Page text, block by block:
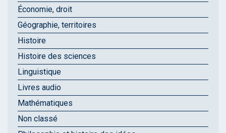
Économie, droit
Géographie, territoires
Histoire
Histoire des sciences
Linguistique
Livres audio
Mathématiques
Non classé